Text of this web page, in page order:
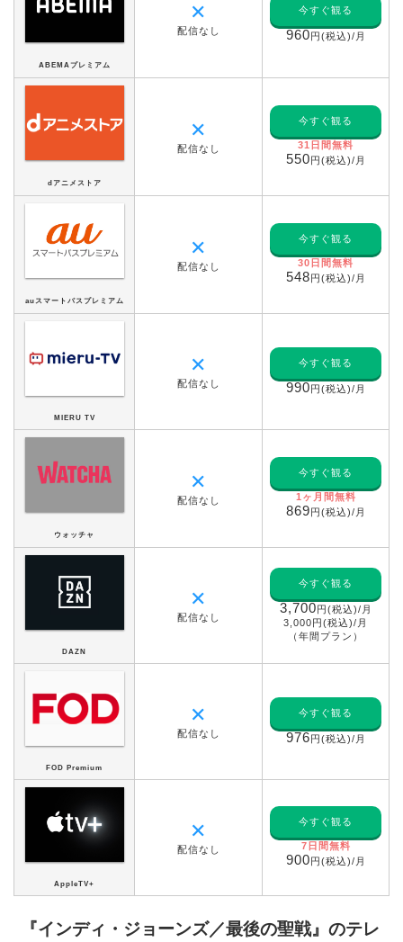
ABEMAプレミアム
✕
配信なし
今すぐ観る
960 円(税込)/月
dアニメストア
✕
配信なし
今すぐ観る
31日間無料
550 円(税込)/月
auスマートパスプレミアム
✕
配信なし
今すぐ観る
30日間無料
548 円(税込)/月
MIERU TV
✕
配信なし
今すぐ観る
990 円(税込)/月
ウォッチャ
✕
配信なし
今すぐ観る
1ヶ月間無料
869 円(税込)/月
DAZN
✕
配信なし
今すぐ観る
3,700 円(税込)/月
3,000円(税込)/月
（年間プラン）
FOD Premium
✕
配信なし
今すぐ観る
976 円(税込)/月
AppleTV+
✕
配信なし
今すぐ観る
7日間無料
900 円(税込)/月
『インディ・ジョーンズ／最後の聖戦』のテレ